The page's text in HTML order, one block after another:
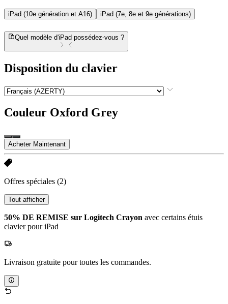
iPad (10e génération et A16) iPad (7e, 8e et 9e générations)
Quel modèle d'iPad possédez-vous ?
Disposition du clavier
Couleur Oxford Grey
Acheter Maintenant
Offres spéciales (2)
Tout afficher
50% DE REMISE sur Logitech Crayon avec certains étuis
clavier pour iPad
Livraison gratuite pour toutes les commandes.